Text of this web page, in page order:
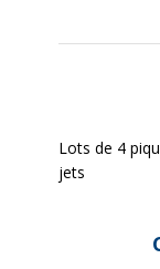
Lots de 4
jets